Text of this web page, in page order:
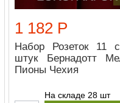
1 182 Р
Набор Розеток 11
штук Бернадотт
Пионы Чехия
На складе 28 шт